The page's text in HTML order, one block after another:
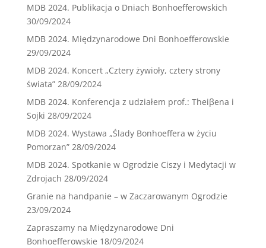
MDB 2024. Publikacja o Dniach Bonhoefferowskich
30/09/2024
MDB 2024. Międzynarodowe Dni Bonhoefferowskie
29/09/2024
MDB 2024. Koncert „Cztery żywioły, cztery strony
świata” 28/09/2024
MDB 2024. Konferencja z udziałem prof.: Theiβena i
Sojki 28/09/2024
MDB 2024. Wystawa „Ślady Bonhoeffera w życiu
Pomorzan” 28/09/2024
MDB 2024. Spotkanie w Ogrodzie Ciszy i Medytacji w
Zdrojach 28/09/2024
Granie na handpanie – w Zaczarowanym Ogrodzie
23/09/2024
Zapraszamy na Międzynarodowe Dni
Bonhoefferowskie 18/09/2024